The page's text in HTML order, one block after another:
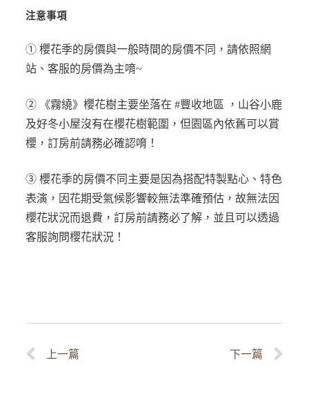
注意事項
① 櫻花季的房價與一般時間的房價不同，請依照網
站、客服的房價為主唷~
② 《霧繞》櫻花樹主要坐落在 #豐收地區 ，山谷小鹿
及好冬小屋沒有在櫻花樹範圍，但園區內依舊可以賞
櫻，訂房前請務必確認唷！
③ 櫻花季的房價不同主要是因為搭配特製點心、特色
表演，因花期受氣候影響較無法準確預估，故無法因
櫻花狀況而退費，訂房前請務必了解，並且可以透過
客服詢問櫻花狀況！
上一篇 下一篇